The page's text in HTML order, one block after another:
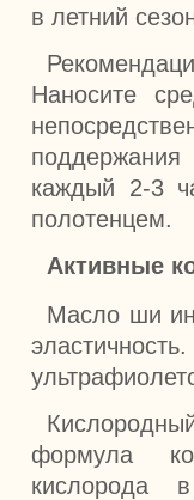
в летний
Наносите
поддержания
каждый 2-3
полотенцем.
Активные
Масло ши
формула
кислорода